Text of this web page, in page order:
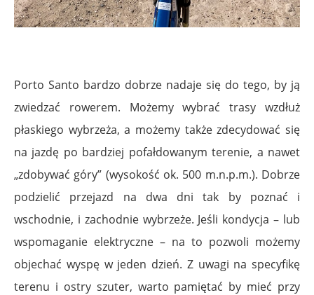
Porto Santo bardzo dobrze nadaje się do tego, by ją
zwiedzać rowerem. Możemy wybrać trasy wzdłuż
płaskiego wybrzeża, a możemy także zdecydować się
na jazdę po bardziej pofałdowanym terenie, a nawet
„zdobywać góry” (wysokość ok. 500 m.n.p.m.). Dobrze
podzielić przejazd na dwa dni tak by poznać i
wschodnie, i zachodnie wybrzeże. Jeśli kondycja – lub
wspomaganie elektryczne – na to pozwoli możemy
objechać wyspę w jeden dzień. Z uwagi na specyfikę
terenu i ostry szuter, warto pamiętać by mieć przy